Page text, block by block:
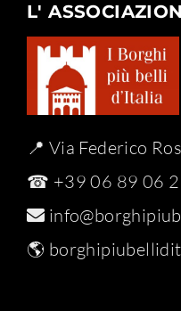
L'
📍 Via Federico
☎ +39 06 89 06
🌎